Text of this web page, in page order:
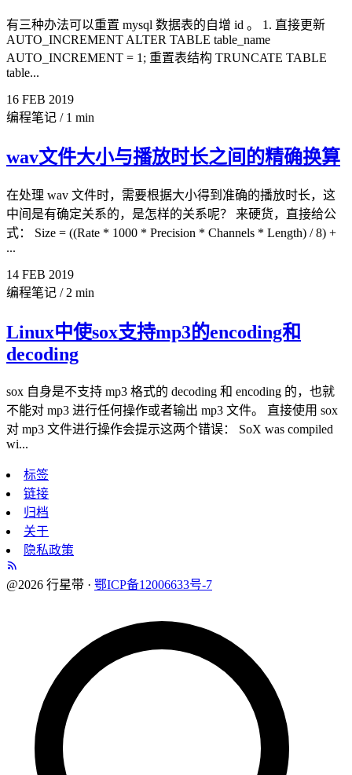
有三种办法可以重置 mysql 数据表的自增 id 。 1. 直接更新
AUTO_INCREMENT ALTER TABLE table_name
AUTO_INCREMENT = 1; 重置表结构 TRUNCATE TABLE
table...
16 FEB 2019
编程笔记 / 1 min
wav文件大小与播放时长之间的精确换算
在处理 wav 文件时，需要根据大小得到准确的播放时长，这
中间是有确定关系的，是怎样的关系呢？ 来硬货，直接给公
式： Size = ((Rate * 1000 * Precision * Channels * Length) / 8) +
...
14 FEB 2019
编程笔记 / 2 min
Linux中使sox支持mp3的encoding和
decoding
sox 自身是不支持 mp3 格式的 decoding 和 encoding 的，也就
不能对 mp3 进行任何操作或者输出 mp3 文件。 直接使用 sox
对 mp3 文件进行操作会提示这两个错误： SoX was compiled
wi...
标签
链接
归档
关于
隐私政策
@2026 行星带 · 鄂ICP备12006633号-7